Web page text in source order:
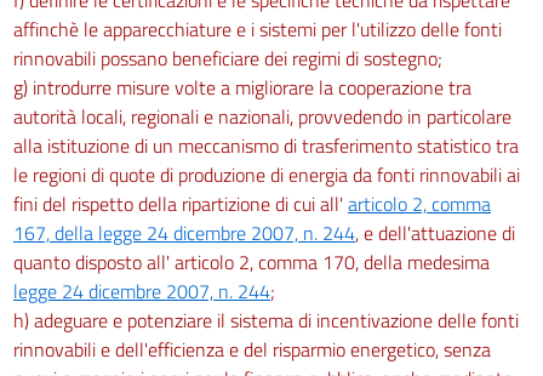
affinchè le apparecchiature e i sistemi per l'utilizzo delle fonti
rinnovabili possano beneficiare dei regimi di sostegno;
g) introdurre misure volte a migliorare la cooperazione tra
autorità locali, regionali e nazionali, provvedendo in particolare
alla istituzione di un meccanismo di trasferimento statistico tra
le regioni di quote di produzione di energia da fonti rinnovabili ai
fini del rispetto della ripartizione di cui all' articolo 2, comma
167, della legge 24 dicembre 2007, n. 244, e dell'attuazione di
quanto disposto all' articolo 2, comma 170, della medesima
legge 24 dicembre 2007, n. 244;
h) adeguare e potenziare il sistema di incentivazione delle fonti
rinnovabili e dell'efficienza e del risparmio energetico, senza